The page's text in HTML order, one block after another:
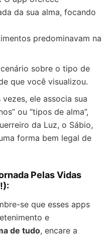
da sua alma, focando
predominavam na
sobre o tipo de
que você visualizou.
vezes, ele associa sua
ou “tipos de alma”,
da Luz, o Sábio,
forma bem legal de
Pelas Vidas
se que esses apps
e
de tudo, encare a